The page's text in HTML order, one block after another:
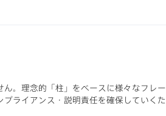
。理念的「柱」をベースに様々なフレ
ライアンス・説明責任を確保していくた